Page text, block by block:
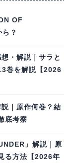
OF
？
・解説｜サラと
巻を解説【2026
｜原作何巻？結
底考察
」解説｜原
る方法【2026年